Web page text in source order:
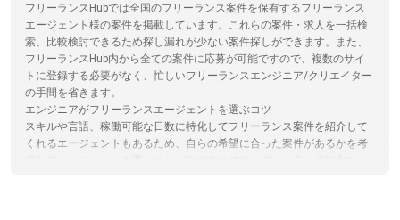
フリーランスHubでは全国のフリーランス案件を保有するフリーランス
エージェント様の案件を掲載しています。これらの案件・求人を一括検
索、比較検討できるため探し漏れが少ない案件探しができます。また、
フリーランスHub内から全ての案件に応募が可能ですので、複数のサイ
トに登録する必要がなく、忙しいフリーランスエンジニア/クリエイター
の手間を省きます。
エンジニアがフリーランスエージェントを選ぶコツ
スキルや言語、稼働可能な日数に特化してフリーランス案件を紹介して
くれるエージェントもあるため、自らの希望に合った案件があるかを考